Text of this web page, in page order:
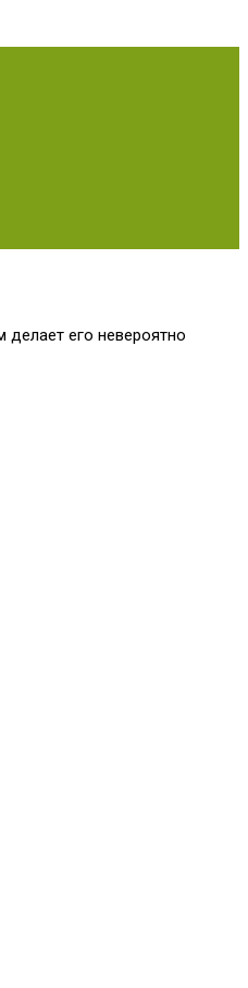
его невероятно